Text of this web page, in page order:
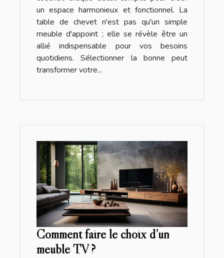
un espace harmonieux et fonctionnel. La
table de chevet n'est pas qu'un simple
meuble d'appoint ; elle se révèle être un
allié indispensable pour vos besoins
quotidiens. Sélectionner la bonne peut
transformer votre...
Comment faire le choix d’un
meuble TV ?